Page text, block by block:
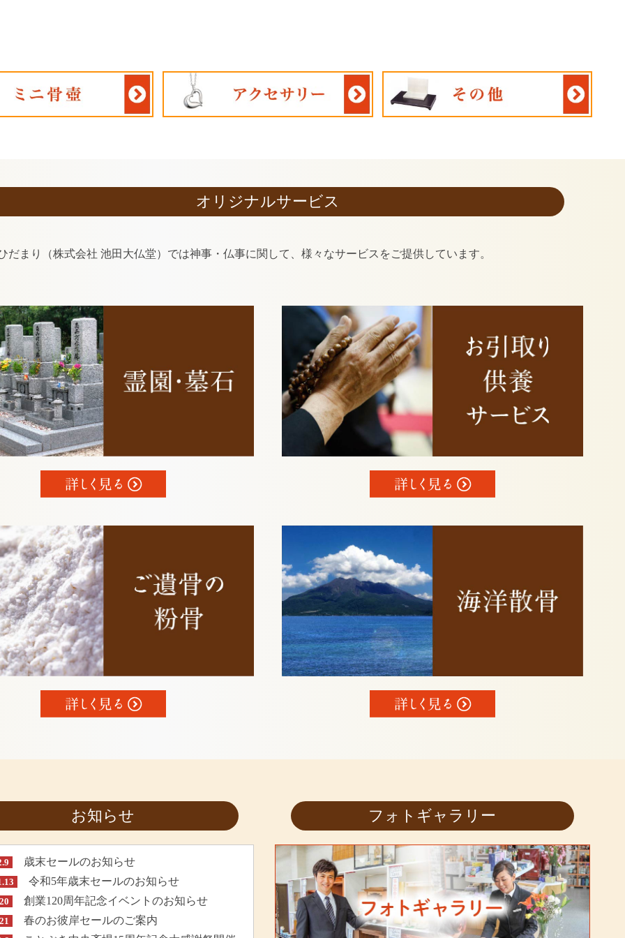
オリジナルサービス
だまり（株式会社 池田大仏堂）では神事・仏事に関して、様々なサービスをご提供しています。
お知らせ
歳末セールのお知らせ
令和5年歳末セールのお知らせ
創業120周年記念イベントのお知らせ
春のお彼岸セールのご案内
フォトギャラリー